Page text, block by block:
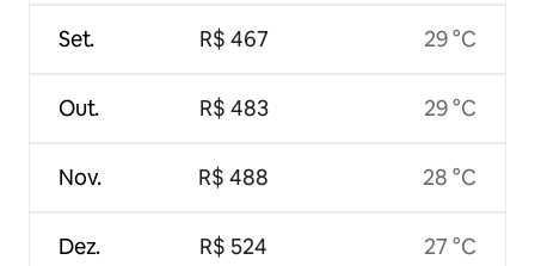
Set.
Out.
Nov.
Dez.
R$ 467
R$ 483
R$ 488
R$ 524
29 °C
29 °C
28 °C
27 °C